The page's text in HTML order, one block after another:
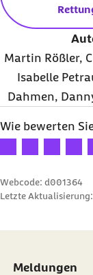
Martin Rößler,
Isabelle
Dahmen,
Wie bewerten
Ihre Bewertung: 1
Ihre Ihre Ihre
Webcode: d001364
Letzte Aktualisierung:
Meldungen